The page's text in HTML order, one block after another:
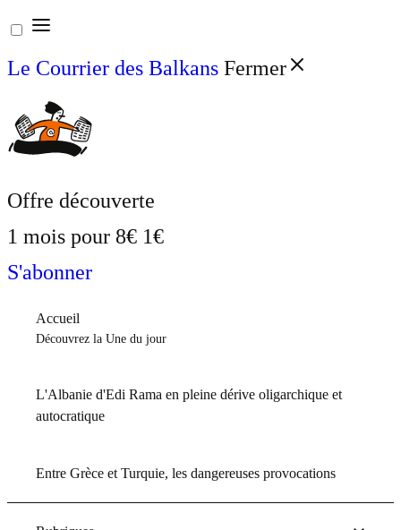
Aller
au
contenu
Le Courrier des Balkans Fermer
Offre découverte
1 mois pour 8€ 1€
S'abonner
Accueil
Découvrez la Une du jour
L'Albanie d'Edi Rama en pleine dérive oligarchique et
autocratique
Entre Grèce et Turquie, les dangereuses provocations